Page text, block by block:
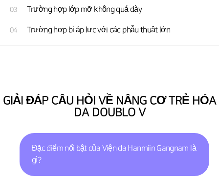
03 Trường hợp lớp mỡ không quá dày
04 Trường hợp bị áp lực với các phẫu thuật lớn
GIẢI ĐÁP CÂU HỎI VỀ NÂNG CƠ TRẺ HÓA
DA DOUBLO V
Đặc điểm nổi bật của Viện da Hanmiin Gangnam là
gì?